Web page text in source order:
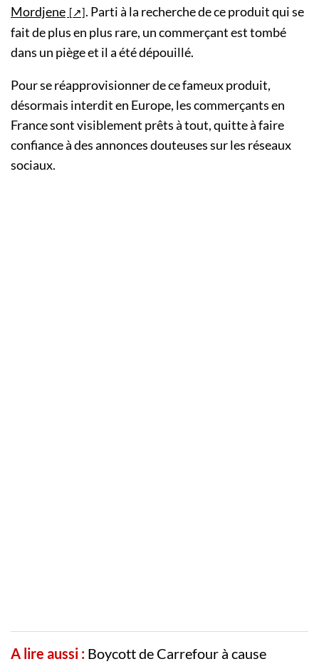
Mordjene
. Parti à la recherche de ce produit qui se
fait de plus en plus rare, un commerçant est tombé
dans un piège et il a été dépouillé.
Pour se réapprovisionner de ce fameux produit,
désormais interdit en Europe, les commerçants en
France sont visiblement prêts à tout, quitte à faire
confiance à des annonces douteuses sur les réseaux
sociaux.
A lire aussi : Boycott de Carrefour à cause